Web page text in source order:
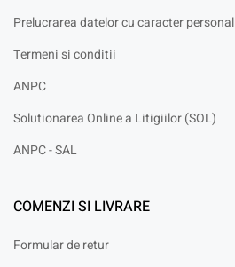
Prelucrarea datelor cu caracter personal
Termeni si conditii
ANPC
Solutionarea Online a Litigiilor (SOL)
ANPC - SAL
COMENZI SI LIVRARE
Formular de retur